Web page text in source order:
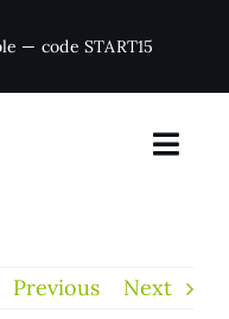
— code START15
Previous Next